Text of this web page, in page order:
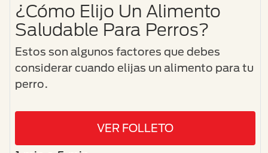
¿Cómo Elijo Un Alimento
Saludable Para Perros?
Estos son algunos factores que debes
considerar cuando elijas un alimento para tu
perro.
VER FOLLETO